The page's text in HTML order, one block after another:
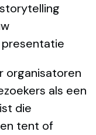
presentatie
organisatoren
als een
die
tent of